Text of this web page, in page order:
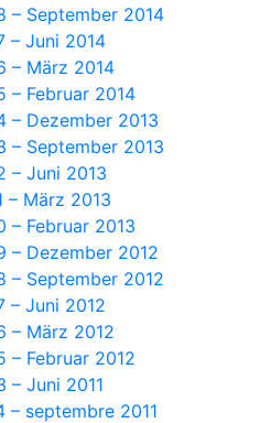
– September 2014
– Juni 2014
– März 2014
– Februar 2014
– Dezember 2013
– September 2013
– Juni 2013
– März 2013
– Februar 2013
– Dezember 2012
– September 2012
– Juni 2012
– März 2012
– Februar 2012
– Juni 2011
– septembre 2011